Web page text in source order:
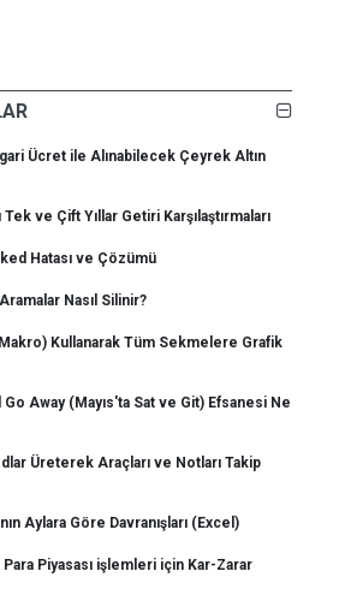
Ücret ile Alınabilecek Çeyrek Altın
Tek ve Çift Yıllar Getiri Karşılaştırmaları
Hatası ve Çözümü
Nasıl Silinir?
Kullanarak Tüm Sekmelere Grafik
Away (Mayıs'ta Sat ve Git) Efsanesi Ne
Üreterek Araçları ve Notları Takip
Aylara Göre Davranışları (Excel)
Piyasası işlemleri için Kar-Zarar